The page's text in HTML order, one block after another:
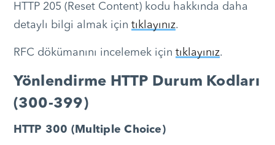
HTTP 205 (Reset Content) kodu hakkında daha
detaylı bilgi almak için tıklayınız.
RFC dökümanını incelemek için tıklayınız.
Yönlendirme HTTP Durum Kodları
(300-399)
HTTP 300 (Multiple Choice)